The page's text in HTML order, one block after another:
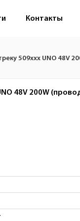
Контакты
509ххх UNO 48V
48V 200W